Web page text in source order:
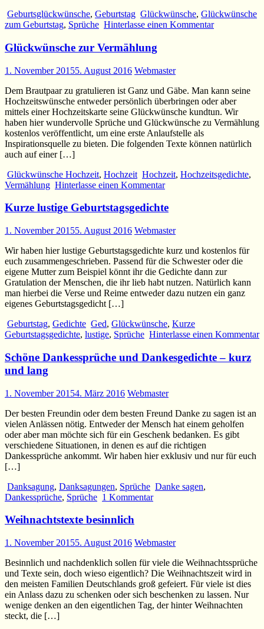
Geburtsglückwünsche, Geburtstag Glückwünsche, Glückwünsche
zum Geburtstag, Sprüche Hinterlasse einen Kommentar
Glückwünsche zur Vermählung
1. November 20155. August 2016 Webmaster
Dem Brautpaar zu gratulieren ist Ganz und Gäbe. Man kann seine
Hochzeitswünsche entweder persönlich überbringen oder aber
mittels einer Hochzeitskarte seine Glückwünsche kundtun. Wir
haben hier wundervolle Sprüche und Glückwünsche zu Vermählung
kostenlos veröffentlicht, um eine erste Anlaufstelle als
Inspirationsquelle zu bieten. Die folgenden Texte können natürlich
auch auf einer […]
Glückwünsche Hochzeit, Hochzeit Hochzeit, Hochzeitsgedichte,
Vermählung Hinterlasse einen Kommentar
Kurze lustige Geburtstagsgedichte
1. November 20155. August 2016 Webmaster
Wir haben hier lustige Geburtstagsgedichte kurz und kostenlos für
euch zusammengeschrieben. Passend für die Schwester oder die
eigene Mutter zum Beispiel könnt ihr die Gedichte dann zur
Gratulation der Menschen, die ihr lieb habt nutzen. Natürlich kann
man hierbei die Verse und Reime entweder dazu nutzen ein ganz
eigenes Geburtstagsgedicht […]
Geburtstag, Gedichte Ged, Glückwünsche, Kurze
Geburtstagsgedichte, lustige, Sprüche Hinterlasse einen Kommentar
Schöne Dankessprüche und Dankesgedichte – kurz
und lang
1. November 20154. März 2016 Webmaster
Der besten Freundin oder dem besten Freund Danke zu sagen ist an
vielen Anlässen nötig. Entweder der Mensch hat einem geholfen
oder aber man möchte sich für ein Geschenk bedanken. Es gibt
verschiedene Situationen, in denen es auf die richtigen
Dankessprüche ankommt. Wir haben hier exklusiv und nur für euch
[…]
Danksagung, Danksagungen, Sprüche Danke sagen,
Dankessprüche, Sprüche 1 Kommentar
Weihnachtstexte besinnlich
1. November 20155. August 2016 Webmaster
Besinnlich und nachdenklich sollen für viele die Weihnachtssprüche
und Texte sein, doch wieso eigentlich? Die Weihnachtszeit wird in
den meisten Familien Deutschlands groß gefeiert. Für viele ist dies
ein Anlass dazu zu schenken oder sich beschenken zu lassen. Nur
wenige denken an den eigentlichen Tag, der hinter Weihnachten
steckt, die […]